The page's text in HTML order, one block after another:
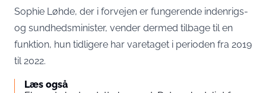
Sophie Løhde, der i forvejen er fungerende indenrigs-
og sundhedsminister, vender dermed tilbage til en
funktion, hun tidligere har varetaget i perioden fra 2019
til 2022.
Læs også